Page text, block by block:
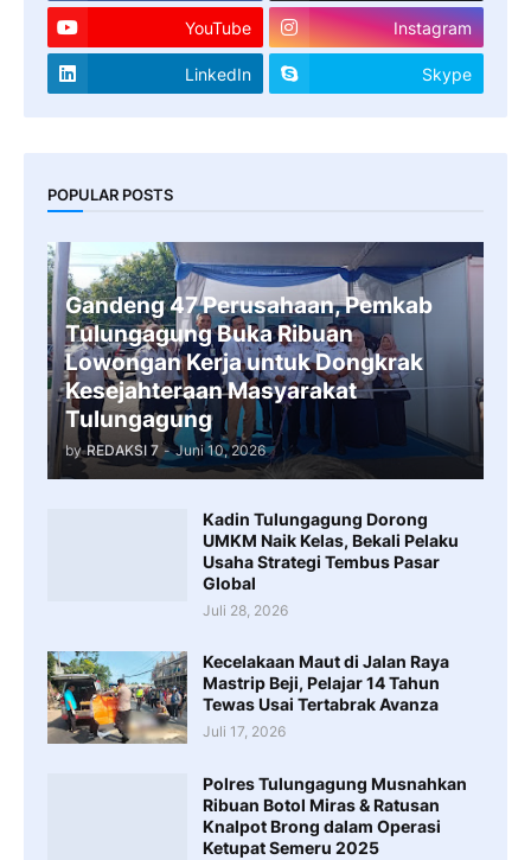
YouTube Instagram
LinkedIn Skype
POPULAR POSTS
Gandeng 47 Perusahaan, Pemkab
Tulungagung Buka Ribuan
Lowongan Kerja untuk Dongkrak
Kesejahteraan Masyarakat
Tulungagung
by REDAKSI 7 - Juni 10, 2026
Kadin Tulungagung Dorong
UMKM Naik Kelas, Bekali Pelaku
Usaha Strategi Tembus Pasar
Global
Juli 28, 2026
Kecelakaan Maut di Jalan Raya
Mastrip Beji, Pelajar 14 Tahun
Tewas Usai Tertabrak Avanza
Juli 17, 2026
Polres Tulungagung Musnahkan
Ribuan Botol Miras & Ratusan
Knalpot Brong dalam Operasi
Ketupat Semeru 2025